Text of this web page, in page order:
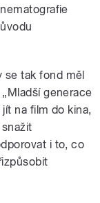
se tak fond měl
generace
na film do kina,
i to, co